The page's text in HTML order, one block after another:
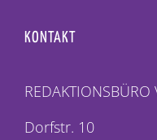
KONTAKT
REDAKTIONSBÜRO
Dorfstr. 10